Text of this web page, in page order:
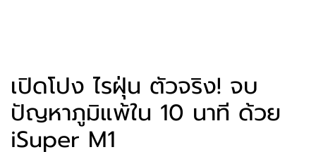
เปิดโปง ไรฝุ่น ตัวจริง! จบ
ปัญหาภูมิแพ้ใน 10 นาที ด้วย
iSuper M1